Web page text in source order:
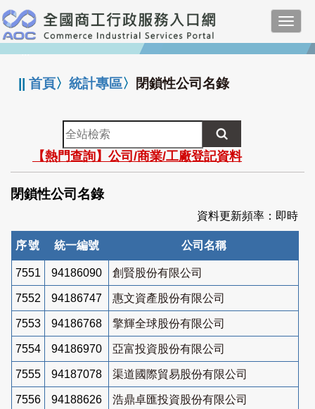
跳
到
主
要
:::
||首頁〉統計專區〉 閉鎖性公司名錄
全
站
檢
索
【熱門查詢】公司/商業/工廠登記資料
閉鎖性公司名錄
資料更新頻率：即時
序號 統一編號 公司名稱
7551 94186090 創賢股份有限公司
7552 94186747 惠文資產股份有限公司
7553 94186768 擎輝全球股份有限公司
7554 94186970 亞富投資股份有限公司
7555 94187078 渠道國際貿易股份有限公司
7556 94188626 浩鼎卓匯投資股份有限公司